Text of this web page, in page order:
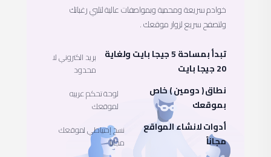
خوادم سريعة ومحمية وبمواصفات عالية لتلبي رغباتك
ولتصفح سريع لزوار موقعك .
تبدأ بمساحة 5 جيجا بايت ولغاية
20 جيجا بايت
بريد الكتروني لا
محدود
نطاق ( دومين ) خاص
بموقعك
لوحة تحكم عربيه
لموقعك
أدوات لانشاء المواقع
مجاناً
نسخ إحتياطي لموقعك
مجاناً